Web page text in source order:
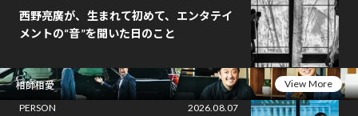
西野亮廣が、生まれて初めて、エンタテイ
メントの“音”を聞いた日のこと
相師相愛
View More
PERSON
2026.08.07